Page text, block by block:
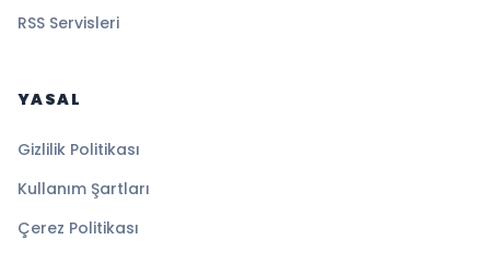
RSS Servisleri
YASAL
Gizlilik Politikası
Kullanım Şartları
Çerez Politikası